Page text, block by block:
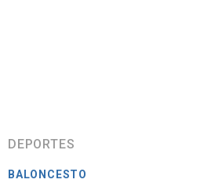
DEPORTES
BALONCESTO